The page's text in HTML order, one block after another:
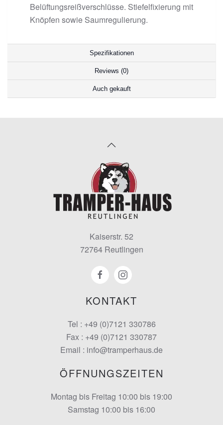
Belüftungsreißverschlüsse. Stiefelfixierung mit
Knöpfen sowie Saumregulierung.
Spezifikationen
Reviews (0)
Auch gekauft
KONTAKT
Tel : +49 (0)7121 330786
Fax : +49 (0)7121 330787
Email : info@tramperhaus.de
Kaiserstr. 52
72764 Reutlingen
ÖFFNUNGSZEITEN
Montag bis Freitag 10:00 bis 19:00
Samstag 10:00 bis 16:00